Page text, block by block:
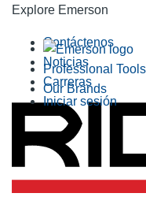
Explore Emerson
Professional Tools
Our Brands
Contáctenos
Noticias
Carreras
Iniciar sesión